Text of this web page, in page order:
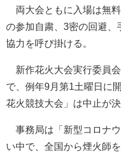
両大会ともに入場は無
の参加自粛、3密の回避、
協力を呼び掛ける。
新作花火大会実行委員
で、例年9月第1土曜日に
花火競技大会」は中止が決
事務局は「新型コロナ
い中で、全国から煙火師